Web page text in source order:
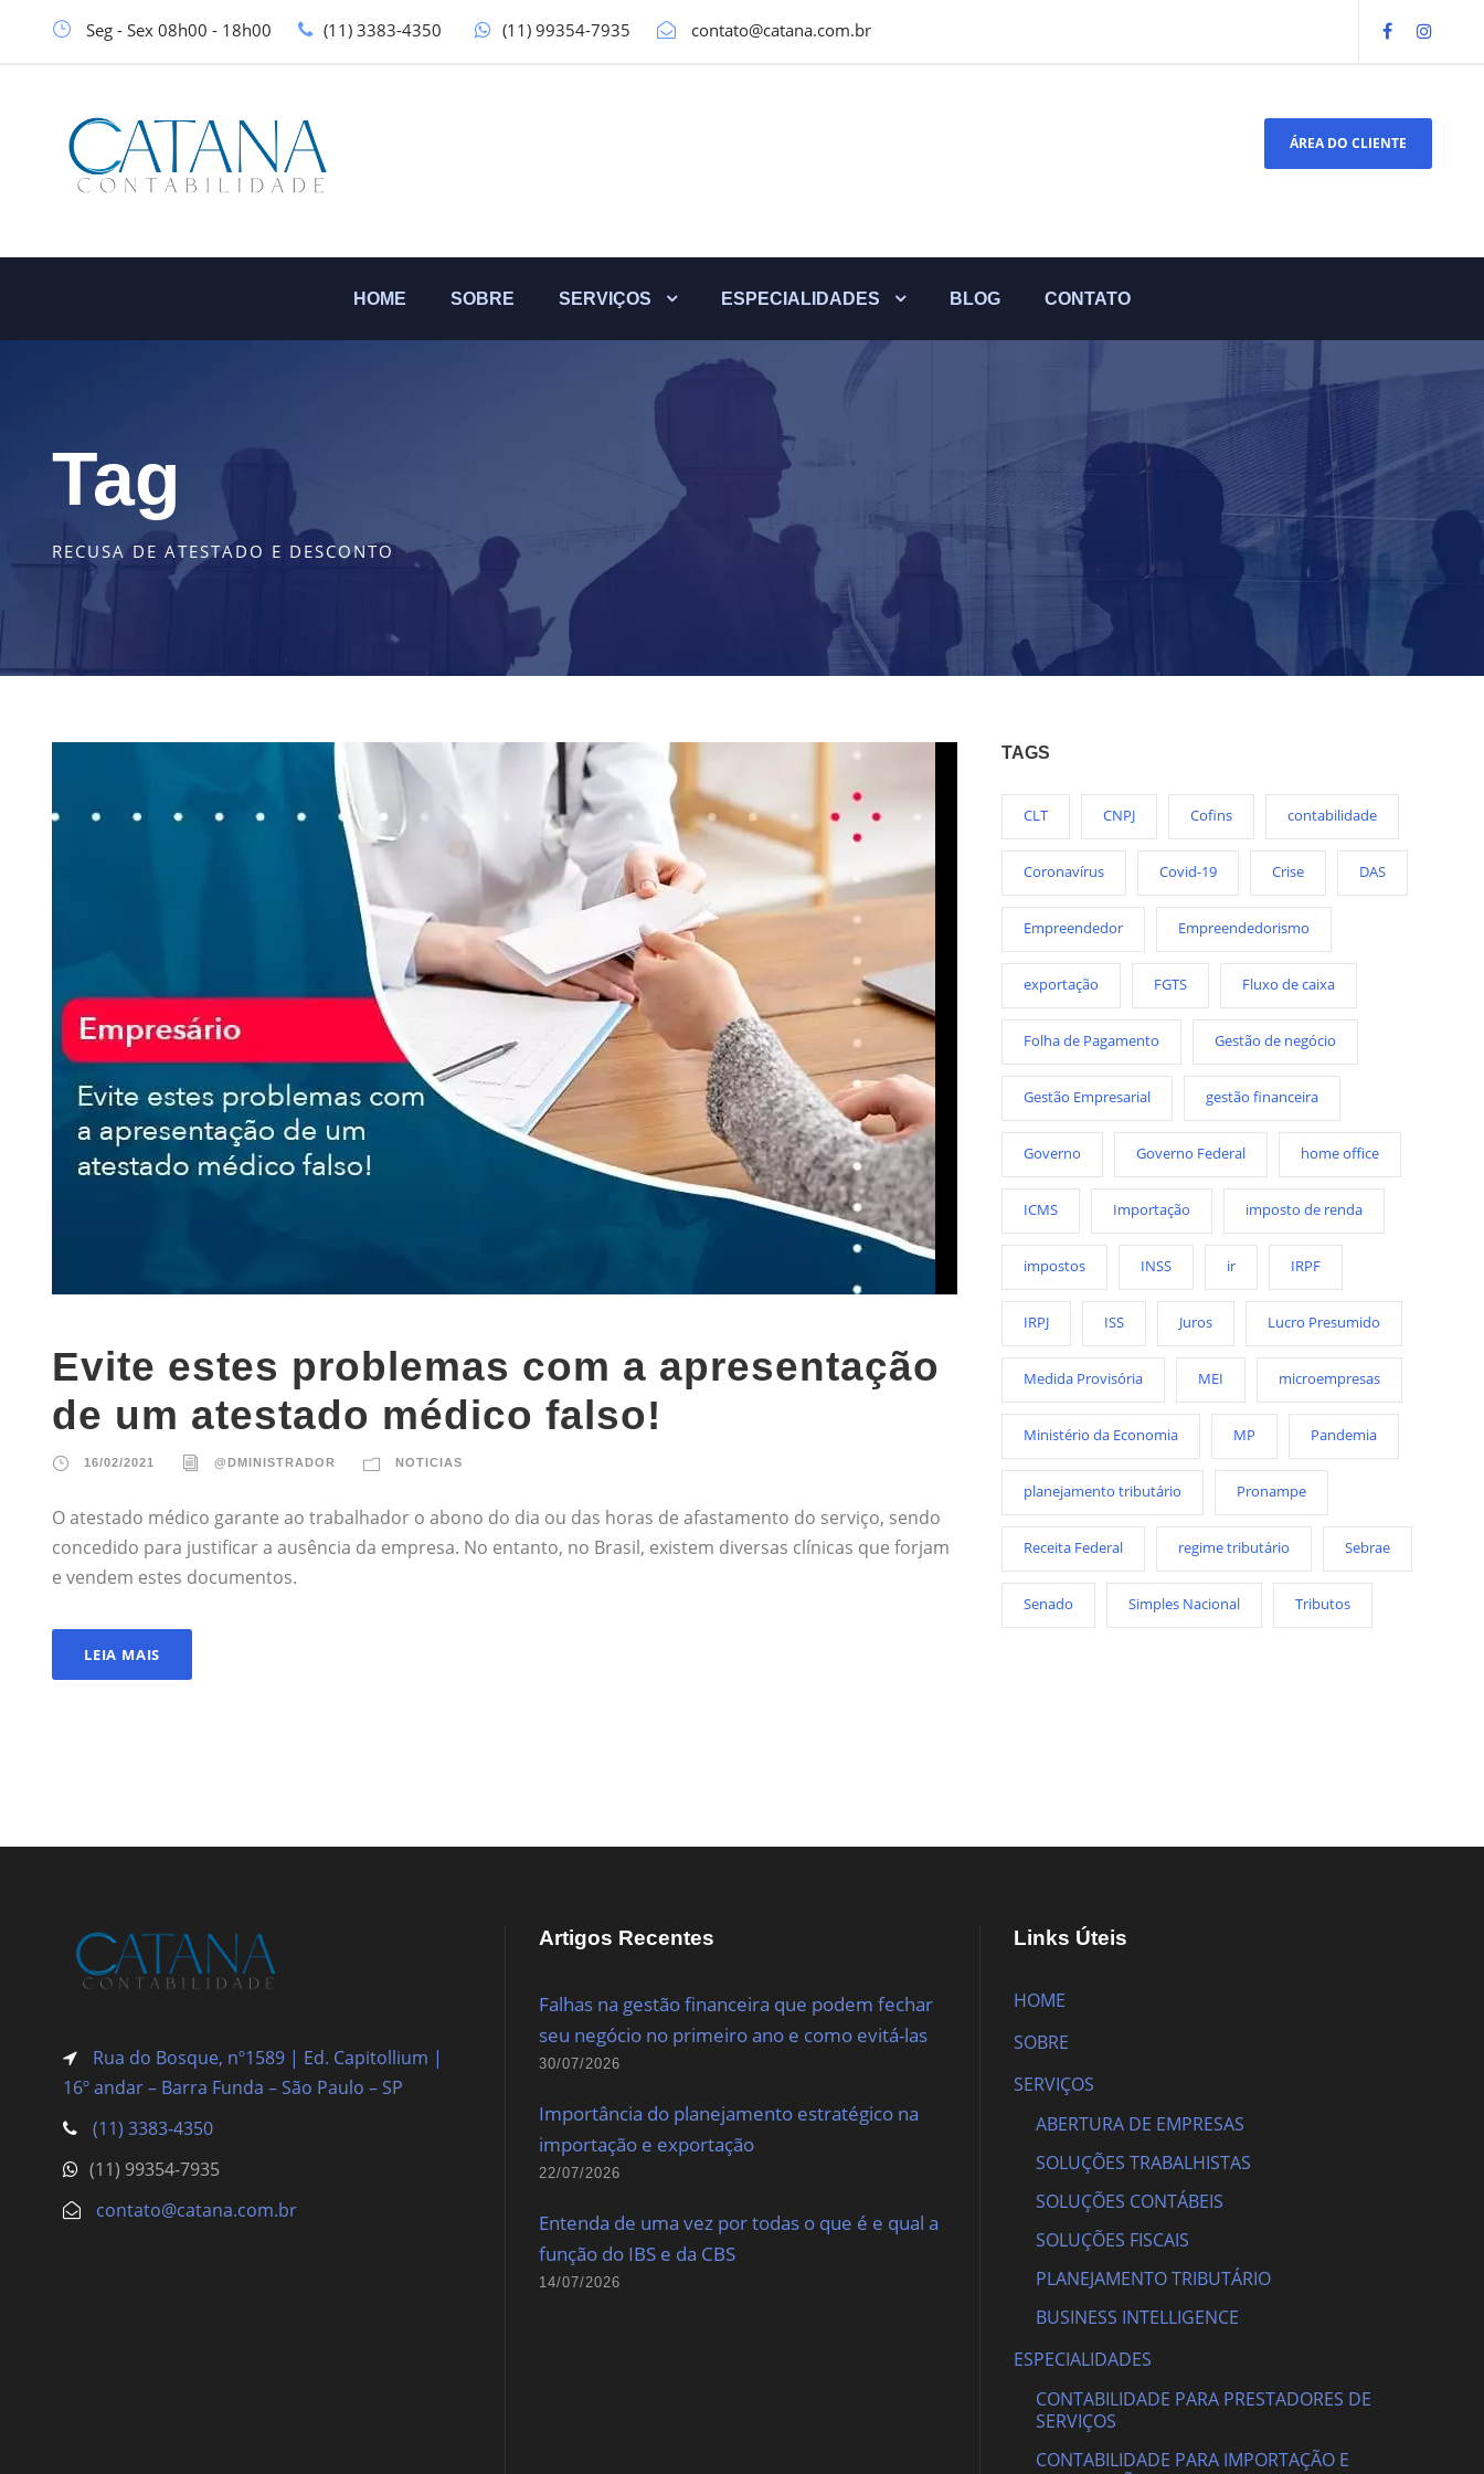
Seg - Sex 08h00 - 18h00 (11) 3383-4350 (11) 99354-7935 contato@catana.com.br
ÁREA DO CLIENTE
HOME SOBRE SERVIÇOS ESPECIALIDADES BLOG CONTATO
Tag
RECUSA DE ATESTADO E DESCONTO
Evite estes problemas com a apresentação
de um atestado médico falso!
16/02/2021 @DMINISTRADOR NOTICIAS
O atestado médico garante ao trabalhador o abono do dia ou das horas de afastamento do serviço, sendo
concedido para justificar a ausência da empresa. No entanto, no Brasil, existem diversas clínicas que forjam
e vendem estes documentos.
LEIA MAIS
TAGS
CLT CNPJ Cofins contabilidade
Coronavírus Covid-19 Crise DAS
Empreendedor Empreendedorismo
exportação FGTS Fluxo de caixa
Folha de Pagamento Gestão de negócio
Gestão Empresarial gestão financeira
Governo Governo Federal home office
ICMS Importação imposto de renda
impostos INSS ir IRPF
IRPJ ISS Juros Lucro Presumido
Medida Provisória MEI microempresas
Ministério da Economia MP Pandemia
planejamento tributário Pronampe
Receita Federal regime tributário Sebrae
Senado Simples Nacional Tributos
Rua do Bosque, nº1589 | Ed. Capitollium |
16º andar – Barra Funda – São Paulo – SP
(11) 3383-4350
(11) 99354-7935
contato@catana.com.br
Artigos Recentes
Falhas na gestão financeira que podem fechar
seu negócio no primeiro ano e como evitá-las
30/07/2026
Importância do planejamento estratégico na
importação e exportação
22/07/2026
Entenda de uma vez por todas o que é e qual a
função do IBS e da CBS
14/07/2026
Links Úteis
HOME
SOBRE
SERVIÇOS
ABERTURA DE EMPRESAS
SOLUÇÕES TRABALHISTAS
SOLUÇÕES CONTÁBEIS
SOLUÇÕES FISCAIS
PLANEJAMENTO TRIBUTÁRIO
BUSINESS INTELLIGENCE
ESPECIALIDADES
CONTABILIDADE PARA PRESTADORES DE
SERVIÇOS
CONTABILIDADE PARA IMPORTAÇÃO E